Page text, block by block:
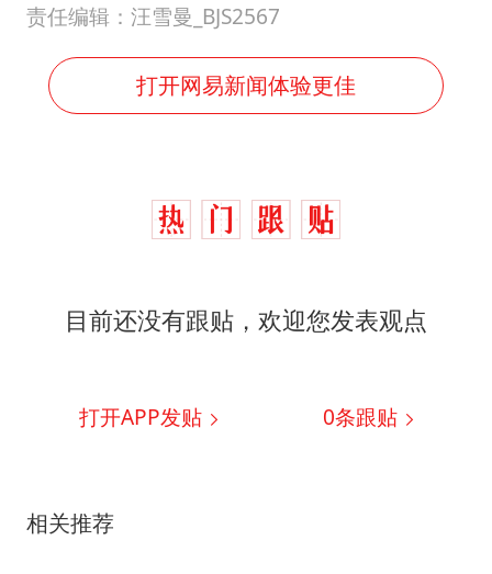
责任编辑：汪雪曼_BJS2567
打开网易新闻体验更佳
目前还没有跟贴，欢迎您发表观点
打开APP发贴 0条跟贴
相关推荐